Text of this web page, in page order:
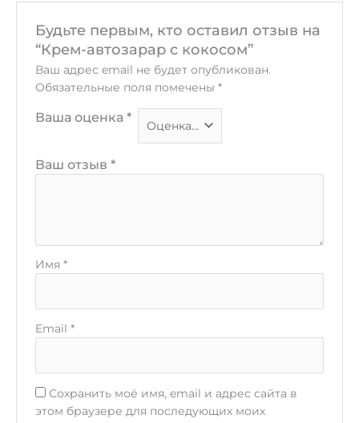
Будьте первым, кто оставил отзыв на
“Крем-автозарар с кокосом”
Ваш адрес email не будет опубликован.
Обязательные поля помечены *
Ваша оценка *
Ваш отзыв *
Имя *
Email *
Сохранить моё имя, email и адрес сайта в
этом браузере для последующих моих